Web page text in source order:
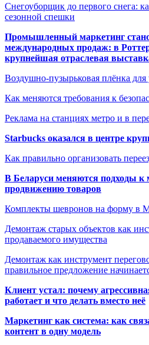
Снегоуборщик до первого снега:
сезонной спешки
Промышленный маркетинг
международных продаж: в
крупнейшая отраслевая
Воздушно-пузырьковая плёнка для
Как меняются требования к
Реклама на станциях метро и в
Starbucks оказался в центре
Как правильно организовать
В Беларуси меняются подходы к
продвижению товаров
Комплекты шевронов на форму в
Демонтаж старых объектов как
продаваемого имущества
Демонтаж как инструмент
правильное предложение
Клиент устал: почему
работает и что делать вместо неё
Маркетинг как система: как
контент в одну модель